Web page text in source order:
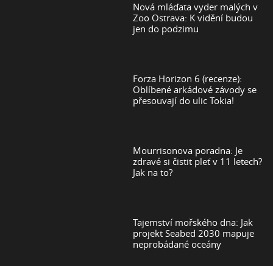
Nová mláďata vyder malých v
Zoo Ostrava: K vidění budou
jen do podzimu
Forza Horizon 6 (recenze):
Oblíbené arkádové závody se
přesouvají do ulic Tokia!
Mourrisonova poradna: Je
zdravé si čistit pleť v 11 letech?
Jak na to?
Tajemství mořského dna: Jak
projekt Seabed 2030 mapuje
neprobádané oceány